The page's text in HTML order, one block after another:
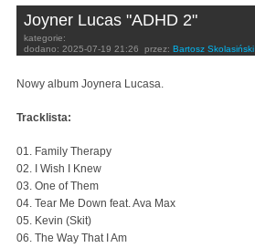
Joyner Lucas "ADHD 2"
kategorie:
dodano: 2025-07-19 21:26 przez: Bartosz Skolasiński
Nowy album Joynera Lucasa.
Tracklista:
01. Family Therapy
02. I Wish I Knew
03. One of Them
04. Tear Me Down feat. Ava Max
05. Kevin (Skit)
06. The Way That I Am